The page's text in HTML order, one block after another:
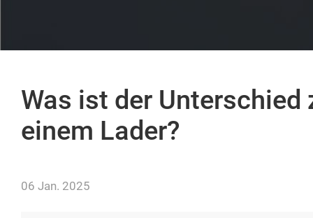
Was ist der Unterschied
einem Lader?
06 Jan. 2025